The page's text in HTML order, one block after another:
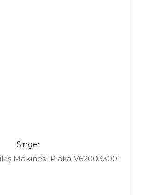
Singer
Makinesi Plaka V620033001